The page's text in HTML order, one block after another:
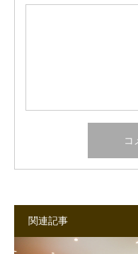
関連記事